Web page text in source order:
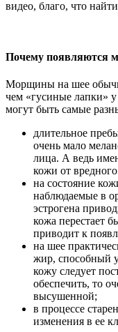
видео, благо, что
Почему появляются
Морщины на шее
чем «гусиные лапки»
могут быть самые
длительное
очень мало
лица. А ведь
кожи от вредного
на состояние
наблюдаемые в
эстрогена
кожа перестает
приводит к
на шее
жир, способный
кожу следует
обеспечить, то
высушенной;
в процессе
изменения в ее